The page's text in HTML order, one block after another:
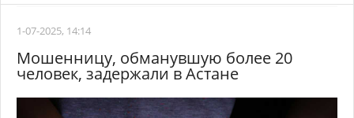
1-07-2025, 14:14
Мошенницу, обманувшую более 20
человек, задержали в Астане